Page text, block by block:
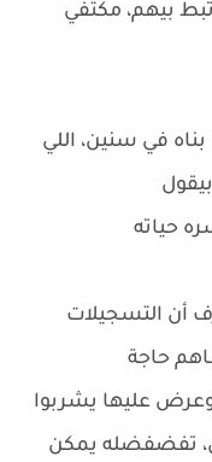
بيهم، مكتفي
في سنين، اللي
حياته
أن التسجيلات
حاجة
وعرض عليها يشربوا
تفضفضله يمكن